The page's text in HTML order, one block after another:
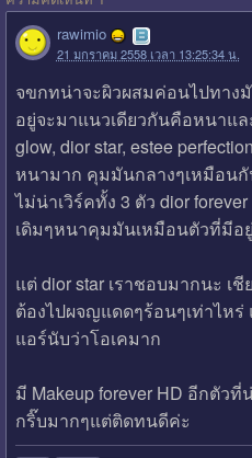
rawimio
21 มกราคม 2558 เวลา 13:25:34 น.
จขกทน่าจะผิวผสมค่อนไปทาง
อยู่จะมาแนวเดียวกันคือหนาแ
glow, dior star, estee
หนามาก คุมมันกลางๆเหมือน
ไม่น่าเวิร์คทั้ง 3 ตัว dior
เดิมๆหนาคุมมันเหมือนตัวที่มีอ
แต่ dior star เราชอบมากนะ เ
ต้องไปผจญแดดๆร้อนๆเท่าไห
แอร์นับว่าโอเคมาก
มี Makeup forever HD อีกตัว
กริ๊บมากๆแต่ติดทนดีค่ะ